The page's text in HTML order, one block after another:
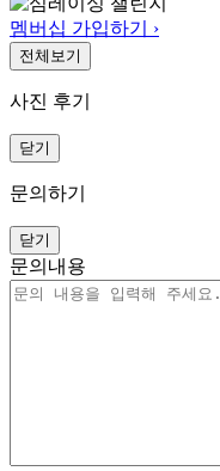
멤버십 가입하기 ›
전체보기
사진 후기
닫기
문의하기
닫기
문의내용